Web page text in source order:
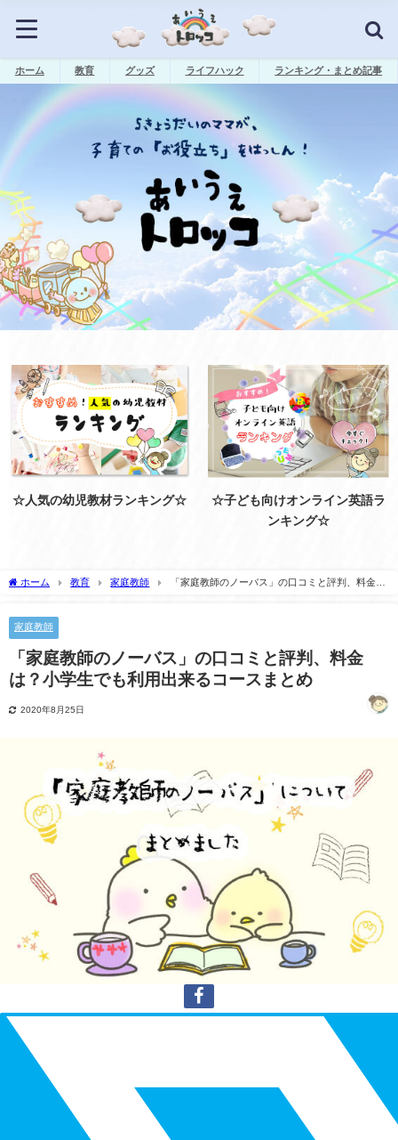
ホーム 教育 グッズ ライフハック ランキング・まとめ記事
☆人気の幼児教材ランキング☆
☆子ども向けオンライン英語ラ
ンキング☆
ホーム 教育 家庭教師
「家庭教師のノーバス」の口コミと評判、料金
家庭教師
「家庭教師のノーバス」の口コミと評判、料金
は？小学生でも利用出来るコースまとめ
2020年8月25日